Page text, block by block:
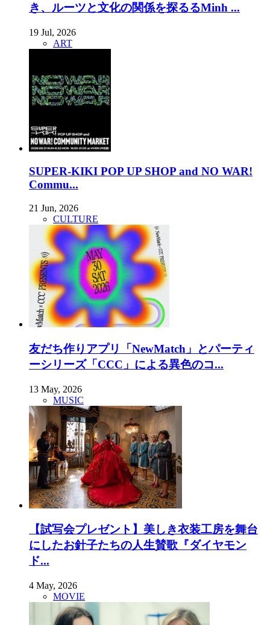
き、ルーツと文化の関係を探るるMinh ...
19 Jul, 2026
ART
SUPER-KIKI POP UP SHOP and NO WAR!
Commu...
21 Jun, 2026
CULTURE
友だち作りアプリ「NewMatch」とパーティ
ーシリーズ「CCC」による異色のコ...
13 May, 2026
MUSIC
【試写会プレゼント】美しき衣装工房を舞台
にしたお針子たちの人生賛歌『ダイヤモン
ド...
4 May, 2026
MOVIE